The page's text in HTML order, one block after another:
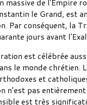
massive de l'Empire
le Grand, est
Par conséquent, la
jours avant
est célébrée
le monde chrétien.
et
n’est pas
est très